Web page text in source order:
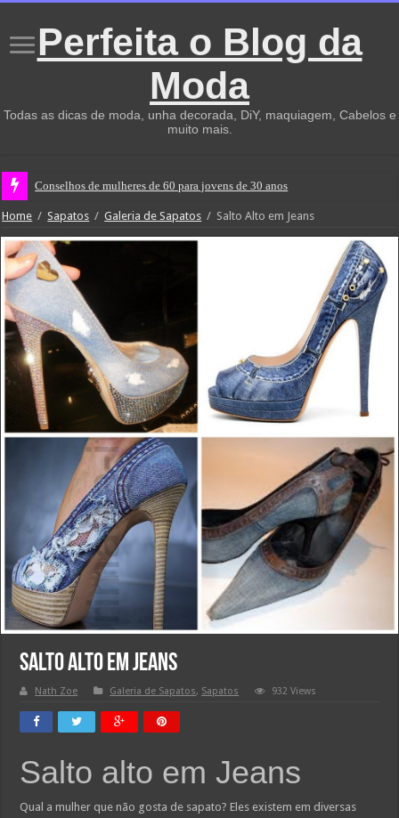
Perfeita o Blog da
Moda
Todas as dicas de moda, unha decorada, DiY, maquiagem, Cabelos e
muito mais.
Conselhos de mulheres de 60 para jovens de 30 anos
Home / Sapatos / Galeria de Sapatos / Salto Alto em Jeans
Salto Alto em Jeans
Nath Zoe Galeria de Sapatos, Sapatos 932 Views
Salto alto em Jeans
Qual a mulher que não gosta de sapato? Eles existem em diversas